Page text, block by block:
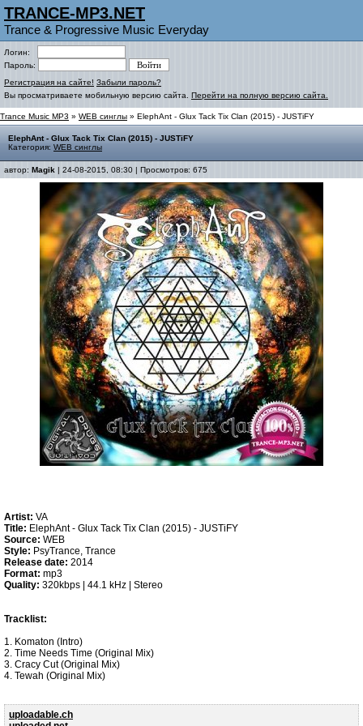
TRANCE-MP3.NET
Trance & Progressive Music Everyday
Логин:
Пароль:
Регистрация на сайте! Забыли пароль?
Вы просматриваете мобильную версию сайта. Перейти на полную версию сайта.
Trance Music MP3 » WEB синглы » ElephAnt - Glux Tack Tix Clan (2015) - JUSTiFY
ElephAnt - Glux Tack Tix Clan (2015) - JUSTiFY
Категория: WEB синглы
автор: Magik | 24-08-2015, 08:30 | Просмотров: 675
Artist: VA
Title: ElephAnt - Glux Tack Tix Clan (2015) - JUSTiFY
Source: WEB
Style: PsyTrance, Trance
Release date: 2014
Format: mp3
Quality: 320kbps | 44.1 kHz | Stereo
Tracklist:
1. Komaton (Intro)
2. Time Needs Time (Original Mix)
3. Cracy Cut (Original Mix)
4. Tewah (Original Mix)
uploadable.ch